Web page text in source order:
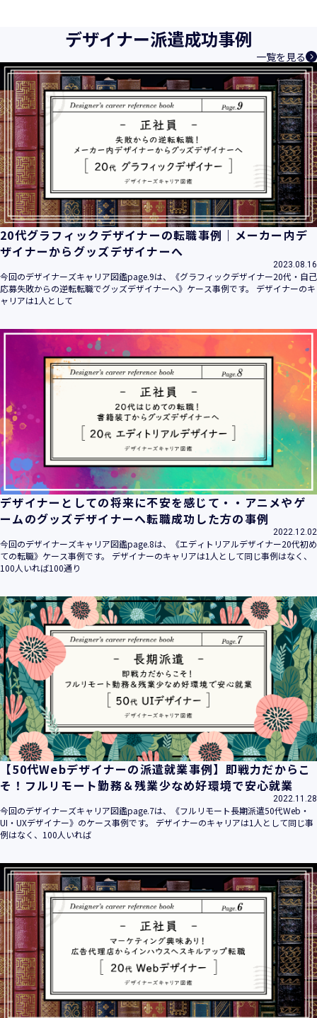
様、お取引先関係者の個人情報及び特定個人情報などを、人
材派遣サービス、人材紹介サービス、請負サービス、その
他、利用者の皆さまの「活躍の場の創造」と「就業の機会の
創出」に利用しています。また、従業者の情報及び特定個人
情報などを従業者管理に利用します。これらから当社にとっ
て個人情報及び特定個人情報の保護が重大な責務であると同
時に、個人情報などの保護を徹底することは企業の社会的責
務と認識しております。そこで、個人情報保護理念と自ら定
めた行動規範に基づき、社会的使命を十分に認識し、本人の
権利の保護、個人情報に関する法規制等を遵守致します。
また、以下に示す方針を具現化するための個人情報保護マネ
ジメントシステムを構築し、最新のＩＴ技術の動向、社会的
要請の変化、経営環境の変動等を常に認識しながら、その継
続的改善に、全社を挙げて取り組むことをここに宣言致しま
す。
当社は、事業の目的に適切な個人情報の取得・利用及び提供
を行い、特定された利用目的の達成に必要な範囲を超えた個
人情報の取扱いを行いません。また、そのための措置を講じ
当社は個人情報の取扱いに関する法令、国が定める指針その
他の規範を遵守致します。
当社は個人情報の漏えい、滅失、き損などのリスクに対して
は、合理的な安全対策を講じて防止する規程、体制を構築
し、継続的に向上させていきます。また、万一の際には速や
かに是正措置を講じます。
当社は個人情報取扱いに関する苦情及び相談に対しては、迅
速かつ誠実に対応致します。
個人情報保護マネジメントシステムは、当社を取り巻く環境
の変化と実情を踏まえ、適時・適切に見直して継続的に改善
をはかっていきます。
個人情報保護方針に関するお問合せ先 兼 個人情報に関する苦
情・相談窓口
株式会社 ユウクリ 個人情報保護管理責任者 安部 洋平
〒151-0073 東京都渋谷区笹塚1-55-7 マルエスファーストビ
ル 7F
info@y-create.co.jp
電話番号：03-6712-7970（土日休日を除く9:00～18:00）
平成16年 2月 1日
平成21年 3月23日 改訂
平成23年 4月 1日 改訂
平成26年 9月10日 改訂
平成27年 6月24日 改訂
平成28年11月 1日 改訂
平成30年 7月 1日 改訂
令和6年 5月 1日 改訂
令和7年 2月17日 改訂
株式会社ユウクリ（以下「当社」といいます。）が取得する
個人情報とは、個人の識別に係る以下の情報をいいます。
カード情報、ログインID、パスワード、ニックネーム、IPア
ドレス等において、特定の個人を識別できる情報
（他の情報と照合することができ、それにより特定の個人を
識別することができることとなるものを含みます。）
・当社の運営・提供するサービス（以下総称して「当社サー
ビス」といいます。）において、お客様が、当社でご利用に
なったサービスの内容、ご利用日時、ご利用回数などのご利
用内容及びご利用履歴に関する情報
【個人情報の取得・収集について】
デザイナー派遣成功事例
一覧を見る
20代グラフィックデザイナーの転職事例｜メーカー内デ
ザイナーからグッズデザイナーへ
2023.08.16
今回のデザイナーズキャリア図鑑page.9は、《グラフィックデザイナー20代・自己
応募失敗からの逆転転職でグッズデザイナーへ》ケース事例です。 デザイナーのキ
ャリアは1人として
デザイナーとしての将来に不安を感じて・・アニメやゲ
ームのグッズデザイナーへ転職成功した方の事例
2022.12.02
今回のデザイナーズキャリア図鑑page.8は、《エディトリアルデザイナー20代初め
ての転職》ケース事例です。 デザイナーのキャリアは1人として同じ事例はなく、
100人いれば100通り
【50代Webデザイナーの派遣就業事例】即戦力だからこ
そ！フルリモート勤務＆残業少なめ好環境で安心就業
2022.11.28
今回のデザイナーズキャリア図鑑page.7は、《フルリモート長期派遣50代Web・
UI・UXデザイナー》のケース事例です。 デザイナーのキャリアは1人として同じ事
例はなく、100人いれば